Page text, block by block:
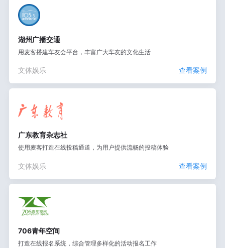
湖州广播交通
用麦客搭建车友会平台，丰富广大车友的文化生活
文体娱乐 查看案例
广东教育杂志社
使用麦客打造在线投稿通道，为用户提供流畅的投稿体验
文体娱乐 查看案例
706青年空间
打造在线报名系统，综合管理多样化的活动报名工作